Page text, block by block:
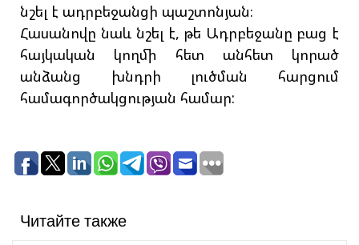
նշել է ադրբեջանցի պաշտոնյան։
Հասանովը նաև նշել է, թե Ադրբեջանը բաց է
հայկական կողմի հետ անհետ կորած
անձանց խնդրի լուծման հարցում
համագործակցության համար:
Читайте также